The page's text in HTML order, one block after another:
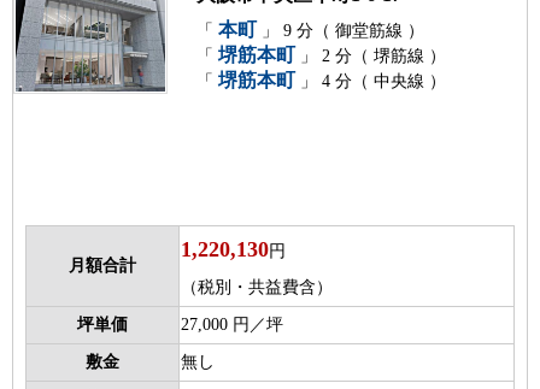
「 本町 」 9 分（ 御堂筋線 ）
「 堺筋本町 」 2 分（ 堺筋線 ）
「 堺筋本町 」 4 分（ 中央線 ）
月額合計
1,220,130円
（税別・共益費含）
坪単価 27,000 円／坪
敷金 無し